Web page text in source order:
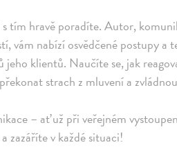
tím hravě poradíte. Autor,
vám nabízí osvědčené postupy a
klientů. Naučíte se, jak
strach z mluvení a
– ať už při veřejném
zazáříte v každé situaci!